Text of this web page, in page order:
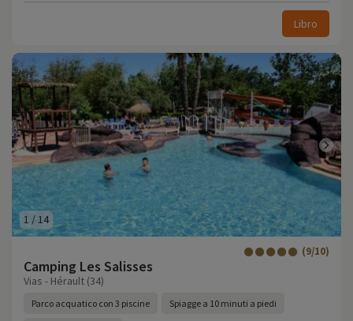
Libro
1 /14
Camping Les Salisses
(9/10)
Vias - Hérault (34)
Parco acquatico con 3 piscine Spiagge a 10 minuti a piedi